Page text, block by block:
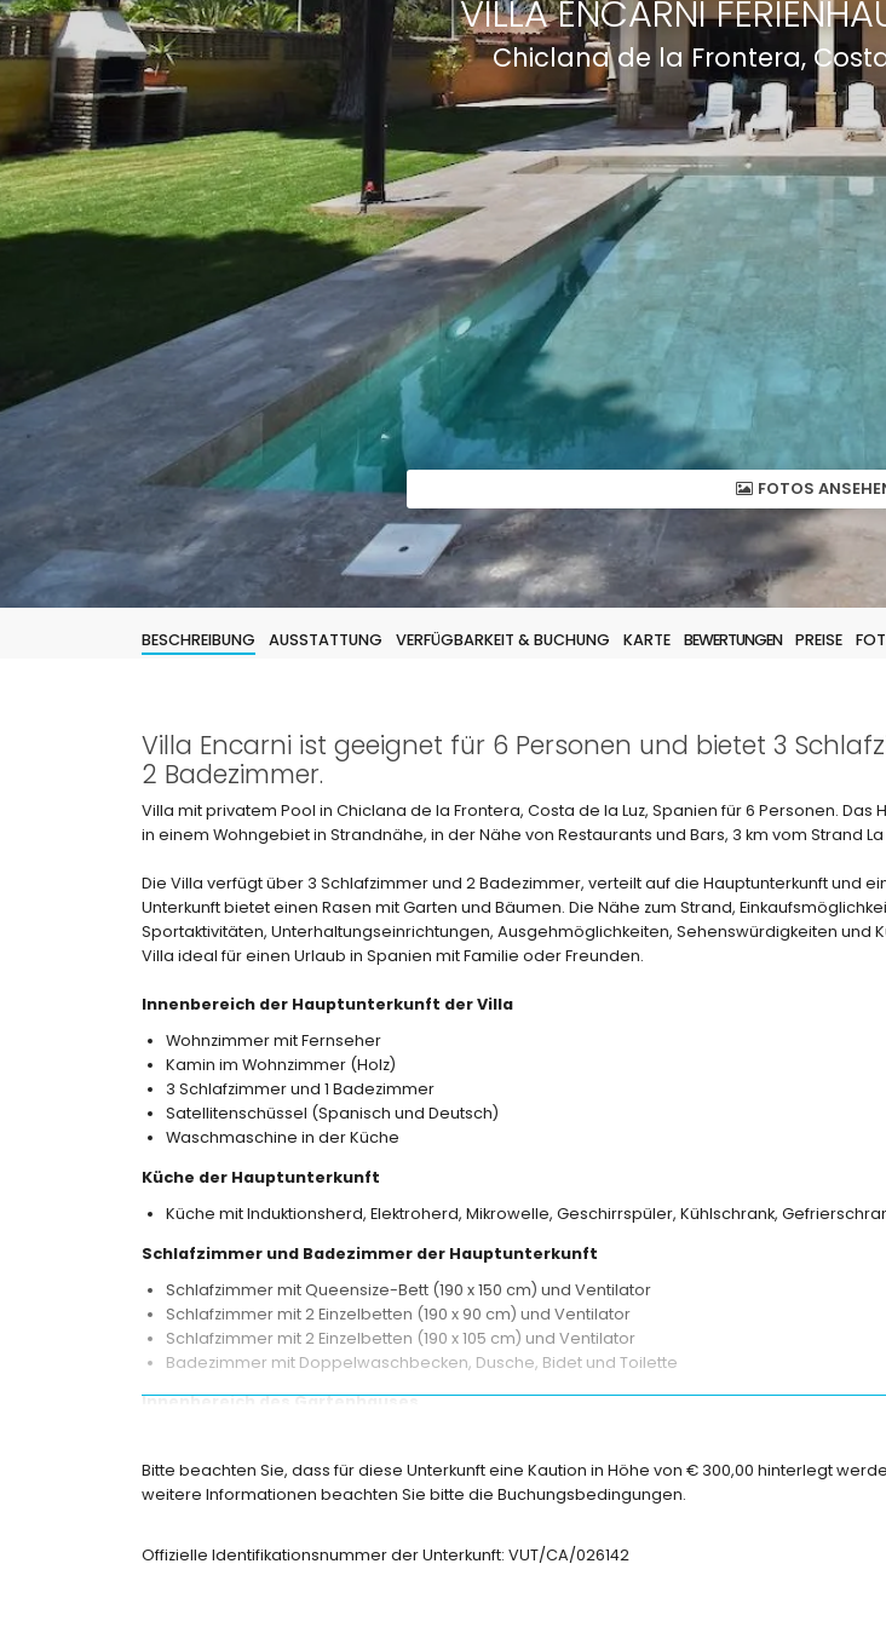
VILLA ENCARNI
Chiclana de la Frontera,
FOTOS
BESCHREIBUNG AUSSTATTUNG VERFÜGBARKEIT & BUCHUNG KARTE BEWERTUNGEN PREISE
Villa Encarni ist geeignet für 6 Personen und bietet 3
2 Badezimmer.
Villa mit privatem Pool in Chiclana de la Frontera, Costa de la Luz, Spanien für 6 Personen. Das
in einem Wohngebiet in Strandnähe, in der Nähe von Restaurants und Bars, 3 km vom Strand
Die Villa verfügt über 3 Schlafzimmer und 2 Badezimmer, verteilt auf die Hauptunterkunft und
Unterkunft bietet einen Rasen mit Garten und Bäumen. Die Nähe zum Strand,
Sportaktivitäten, Unterhaltungseinrichtungen, Ausgehmöglichkeiten, Sehenswürdigkeiten und
Villa ideal für einen Urlaub in Spanien mit Familie oder Freunden.
Innenbereich der Hauptunterkunft der Villa
Wohnzimmer mit Fernseher
Kamin im Wohnzimmer (Holz)
3 Schlafzimmer und 1 Badezimmer
Satellitenschüssel (Spanisch und Deutsch)
Waschmaschine in der Küche
Küche der Hauptunterkunft
Küche mit Induktionsherd, Elektroherd, Mikrowelle, Geschirrspüler, Kühlschrank,
Schlafzimmer und Badezimmer der Hauptunterkunft
Schlafzimmer mit Queensize-Bett (190 x 150 cm) und Ventilator
Schlafzimmer mit 2 Einzelbetten (190 x 90 cm) und Ventilator
Schlafzimmer mit 2 Einzelbetten (190 x 105 cm) und Ventilator
Badezimmer mit Doppelwaschbecken, Dusche, Bidet und Toilette
Innenbereich des Gartenhauses
Außenbereich der Villa
Rasen mit Bäumen und Gartenmöbeln mit Liegen
Bitte beachten Sie, dass für diese Unterkunft eine Kaution in Höhe von € 300,00 hinterlegt
weitere Informationen beachten Sie bitte die Buchungsbedingungen.
Offizielle Identifikationsnummer der Unterkunft: VUT/CA/026142